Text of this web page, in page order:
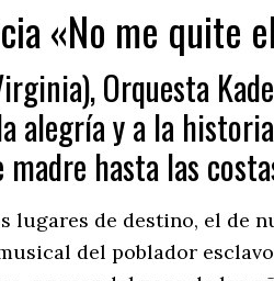
«No me quite
Orquesta
alegría y a la
hasta las
lugares de destino, el de
del poblador